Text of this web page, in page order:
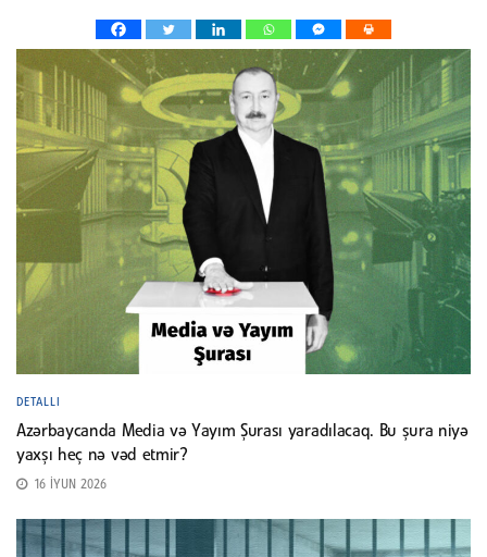
DETALLI
Azərbaycanda Media və Yayım Şurası yaradılacaq. Bu şura niyə
yaxşı heç nə vəd etmir?
16 İYUN 2026